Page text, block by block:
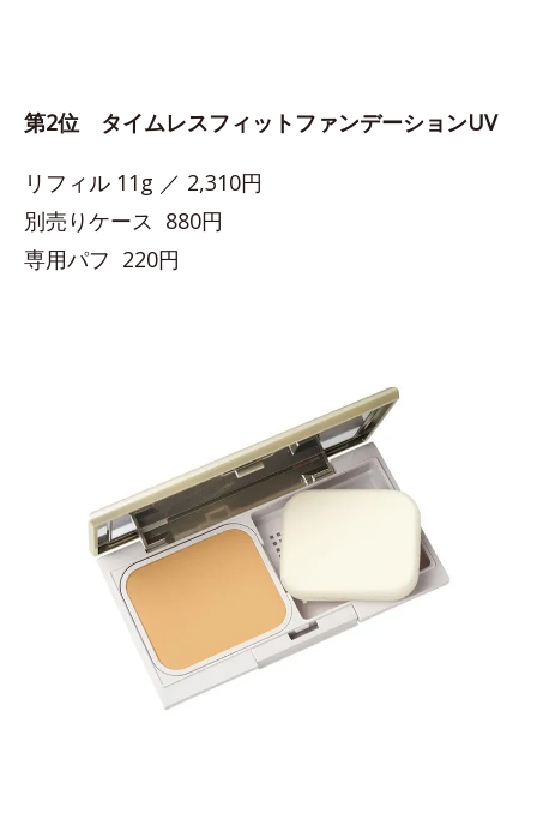
第2位 タイムレスフィットファンデーションUV
リフィル 11g ／ 2,310円
別売りケース 880円
専用パフ 220円